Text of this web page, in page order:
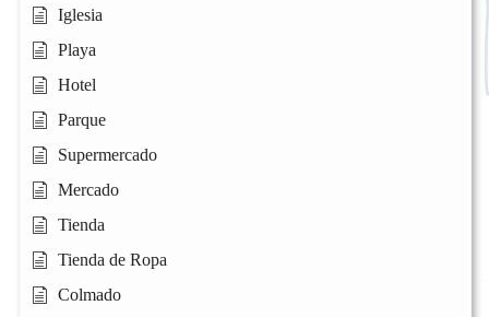
Iglesia
Playa
Hotel
Parque
Supermercado
Mercado
Tienda
Tienda de Ropa
Colmado